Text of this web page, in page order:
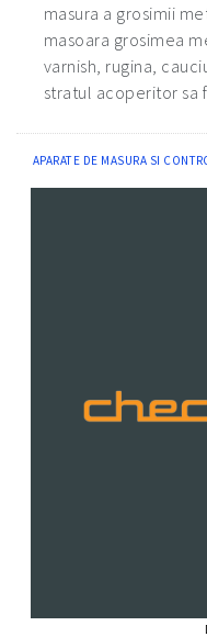
masura a grosimii
masoara grosimea
varnish, rugina,
stratul acoperitor sa
APARATE DE MASURA SI